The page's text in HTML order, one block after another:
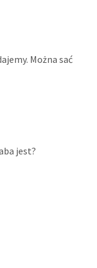
Można sać
jest?